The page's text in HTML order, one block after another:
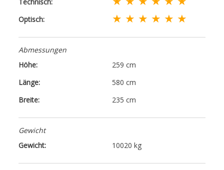
Optisch: ★ ★ ★ ★ ★ ★
Abmessungen
Höhe:
259 cm
Länge:
580 cm
Breite:
235 cm
Gewicht
Gewicht:
10020 kg